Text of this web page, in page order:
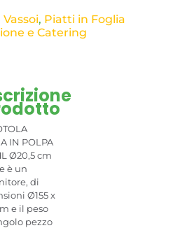
, Piatti in Foglia
e Catering
IN POLPA
Ø20,5 cm
è un
di
Ø155 x
e il peso
pezzo